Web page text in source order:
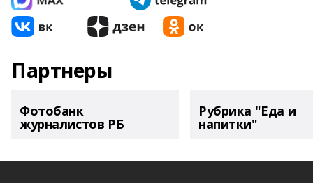
Партнеры
Фотобанк
журналистов РБ
Рубрика "Еда и
напитки"